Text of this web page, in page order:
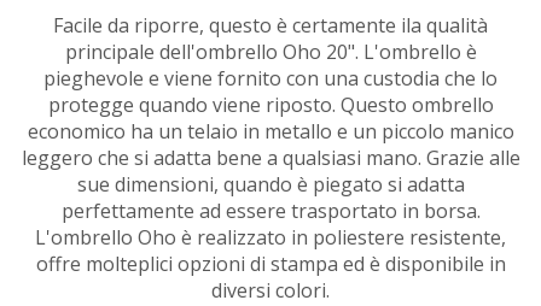
Facile da riporre, questo è certamente ila qualità
principale dell'ombrello Oho 20". L'ombrello è
pieghevole e viene fornito con una custodia che lo
protegge quando viene riposto. Questo ombrello
economico ha un telaio in metallo e un piccolo manico
leggero che si adatta bene a qualsiasi mano. Grazie alle
sue dimensioni, quando è piegato si adatta
perfettamente ad essere trasportato in borsa.
L'ombrello Oho è realizzato in poliestere resistente,
offre molteplici opzioni di stampa ed è disponibile in
diversi colori.